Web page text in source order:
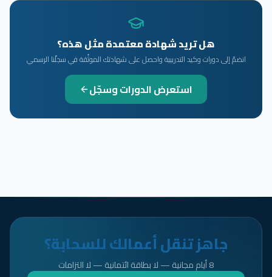
هل تريد شهادة معتمدة مثل هذه؟
انضمّ إلى دورات وكيد التدريبية واحصل على شهادتك الموثّقة في سجلّنا الرسمي
استعرض الدورات وسجّل
جاهز تنقل أعمالك للسحابة؟
8 أيام مجانية — لا بطاقة ائتمانية — لا التزامات